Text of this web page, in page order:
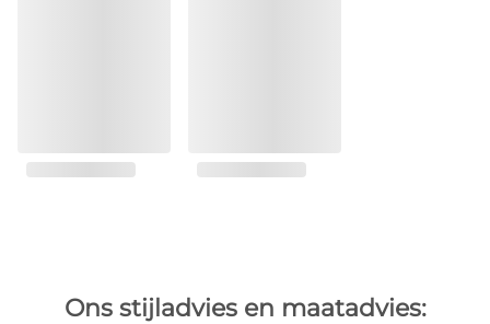
Ons stijladvies en maatadvies: